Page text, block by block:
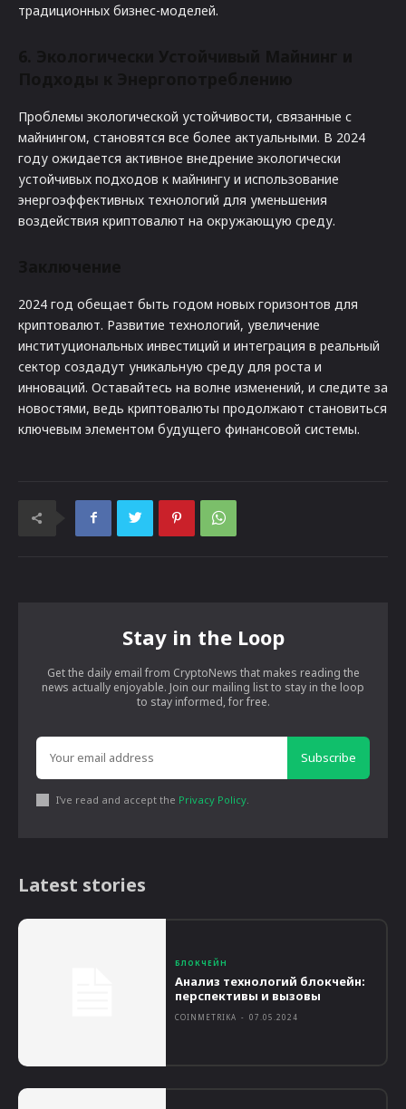
традиционных бизнес-моделей.
Проблемы экологической устойчивости, связанные с
майнингом, становятся все более актуальными. В 2024
году ожидается активное внедрение экологически
устойчивых подходов к майнингу и использование
энергоэффективных технологий для уменьшения
воздействия криптовалют на окружающую среду.
2024 год обещает быть годом новых горизонтов для
криптовалют. Развитие технологий, увеличение
институциональных инвестиций и интеграция в реальный
сектор создадут уникальную среду для роста и
инноваций. Оставайтесь на волне изменений, и следите за
новостями, ведь криптовалюты продолжают становиться
ключевым элементом будущего финансовой системы.
Stay in the Loop
Get the daily email from CryptoNews that makes reading the
news actually enjoyable. Join our mailing list to stay in the loop
to stay informed, for free.
Subscribe
I've read and accept the Privacy Policy
Latest stories
БЛОКЧЕЙН
Анализ технологий блокчейн:
перспективы и вызовы
COINMETRIKA - 07.05.2024